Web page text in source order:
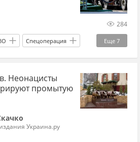
284
Еще 7
Спецоперация
Россия
Украина.ру
Неонацисты
промытую
Украина.ру